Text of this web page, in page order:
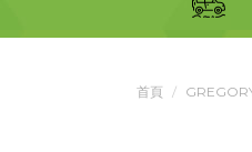
首頁